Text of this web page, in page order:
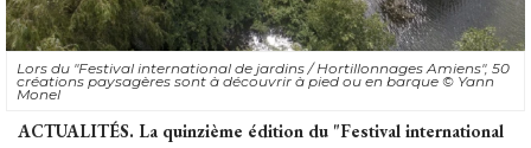
Lors du "Festival international de jardins / Hortillonnages Amiens", 50
créations paysagères sont à découvrir à pied ou en barque © Yann
Monel
ACTUALITÉS. La quinzième édition du "Festival international